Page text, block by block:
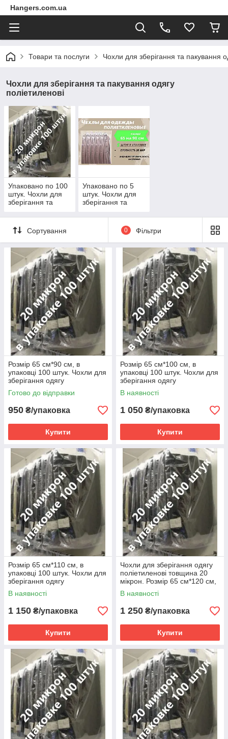
Hangers.com.ua
Товари та послуги Чохли для зберігання та пакування
Чохли для зберігання та пакування одягу
поліетиленові
Упаковано по 100
штук. Чохли для
зберігання та
поліетиленові
товщина 20 мікрон
Упаковано по 5
штук. Чохли для
зберігання та
поліетиленові
товщина 20
Сортування 0 Фільтри
Розмір 65 см*90 см, в
упаковці 100 штук. Чохли для
зберігання одягу
поліетиленові товщина 20
мікрон.
Готово до відправки
950 ₴/упаковка
Купити
Розмір 65 см*100 см, в
упаковці 100 штук. Чохли для
зберігання одягу
поліетиленові товщина 20
мікрон.
В наявності
1 050 ₴/упаковка
Купити
Розмір 65 см*110 см, в
упаковці 100 штук. Чохли для
зберігання одягу
поліетиленові товщина 20
мікрон
В наявності
1 150 ₴/упаковка
Купити
Чохли для зберігання одягу
поліетиленові товщина 20
мікрон. Розмір 65 см*120 см,
в упаковці 100 штук
В наявності
1 250 ₴/упаковка
Купити